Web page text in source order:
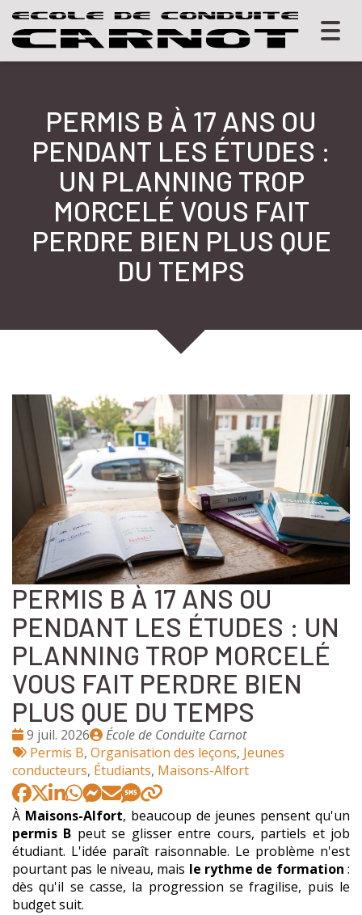
PERMIS B À 17 ANS OU
PENDANT LES ÉTUDES :
UN PLANNING TROP
MORCELÉ VOUS FAIT
PERDRE BIEN PLUS QUE
DU TEMPS
PERMIS B À 17 ANS OU
PENDANT LES ÉTUDES : UN
PLANNING TROP MORCELÉ
VOUS FAIT PERDRE BIEN
PLUS QUE DU TEMPS
Date
:
9 juil. 2026
Publié
par
École de Conduite Carnot
Tags
:
Permis B, Organisation des leçons, Jeunes
conducteurs, Étudiants, Maisons-Alfort
À Maisons-Alfort, beaucoup de jeunes pensent qu'un
permis B peut se glisser entre cours, partiels et job
étudiant. L'idée paraît raisonnable. Le problème n'est
pourtant pas le niveau, mais le rythme de formation :
dès qu'il se casse, la progression se fragilise, puis le
budget suit.